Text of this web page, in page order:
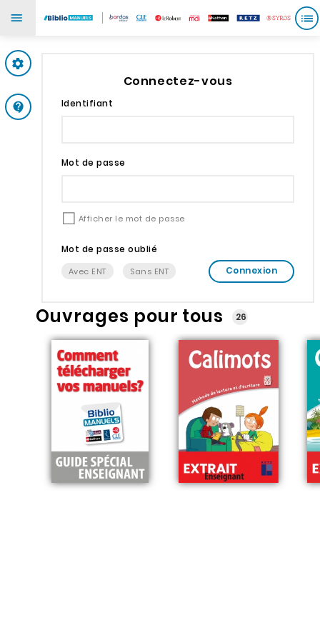
Support
Connectez-vous
Identifiant
Mot de passe
Afficher le mot de passe
Mot de passe oublié
Avec ENT Sans ENT Connexion
Ouvrages pour tous 26